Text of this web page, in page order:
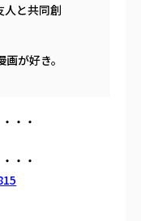
人と共同創
が好き。
・・
・・